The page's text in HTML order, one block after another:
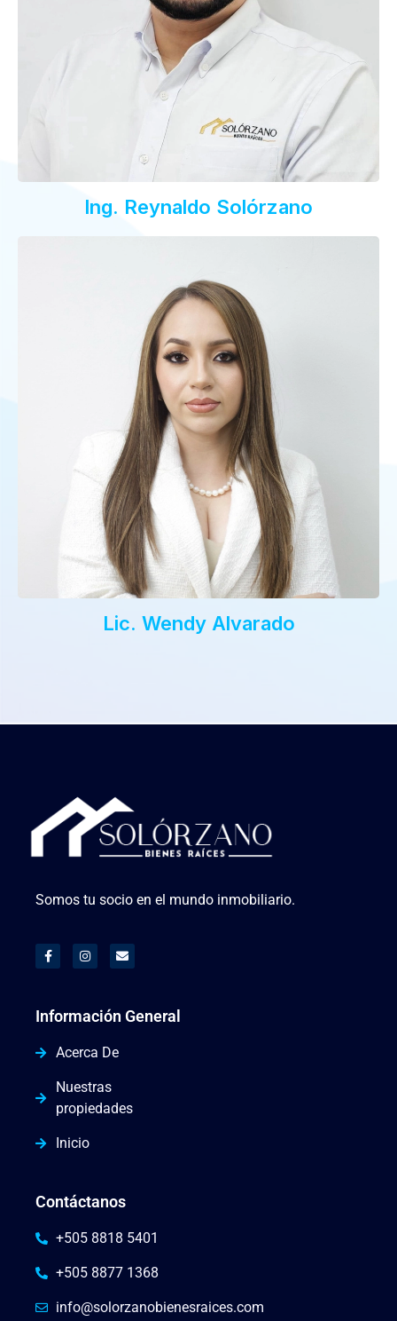
Ing. Reynaldo Solórzano
Lic. Wendy Alvarado
Somos tu socio en el mundo inmobiliario.
Información General
Acerca De
Nuestras
propiedades
Inicio
Contáctanos
+505 8818 5401
+505 8877 1368
info@solorzanobienesraices.com